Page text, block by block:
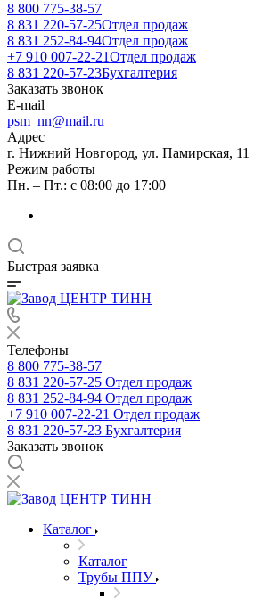
8 800 775-38-57
8 831 220-57-25Отдел продаж
8 831 252-84-94Отдел продаж
+7 910 007-22-21Отдел продаж
8 831 220-57-23Бухгалтерия
Заказать звонок
E-mail
psm_nn@mail.ru
Адрес
г. Нижний Новгород, ул. Памирская, 11
Режим работы
Пн. – Пт.: с 08:00 до 17:00
Быстрая заявка
Телефоны
8 800 775-38-57
8 831 220-57-25 Отдел продаж
8 831 252-84-94 Отдел продаж
+7 910 007-22-21 Отдел продаж
8 831 220-57-23 Бухгалтерия
Заказать звонок
Каталог
Каталог
Трубы ППУ